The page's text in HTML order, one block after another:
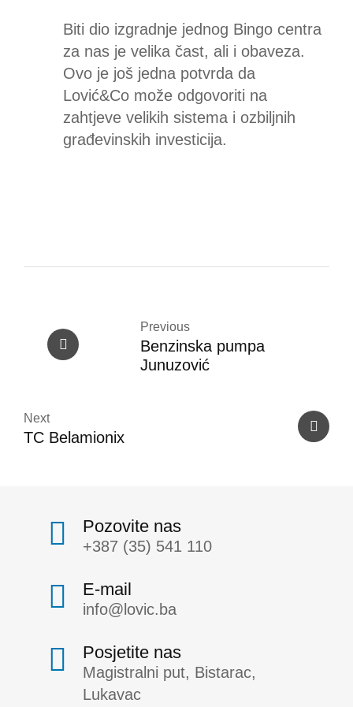
Biti dio izgradnje jednog Bingo centra
za nas je velika čast, ali i obaveza.
Ovo je još jedna potvrda da
Lović&Co može odgovoriti na
zahtjeve velikih sistema i ozbiljnih
građevinskih investicija.
Previous
Benzinska pumpa
Junuzović
Next
TC Belamionix
Pozovite nas
+387 (35) 541 110
E-mail
info@lovic.ba
Posjetite nas
Magistralni put, Bistarac,
Lukavac